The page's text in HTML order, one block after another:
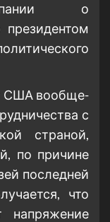
о
президентом
США вообще-
с
страной,
по причине
последней
что
напряжение